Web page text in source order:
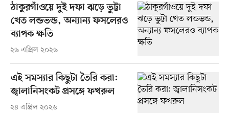
ঠাকুরগাঁওয়ে দুই দফা ঝড়ে ভুট্টা
খেত লন্ডভন্ড, অন্যান্য ফসলেরও
ব্যাপক ক্ষতি
২৬ এপ্রিল ২০২৬
এই সমস্যার কিছুটা তৈরি করা:
জ্বালানিসংকট প্রসঙ্গে ফখরুল
২৪ এপ্রিল ২০২৬